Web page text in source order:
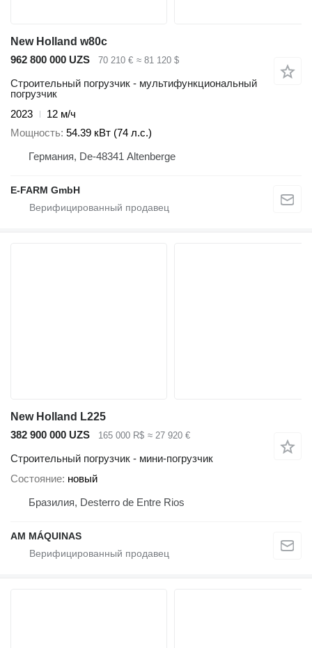
New Holland w80c
962 800 000 UZS
70 210 € ≈ 81 120 $
Строительный погрузчик - мультифункциональный
погрузчик
2023
12 м/ч
Мощность 54.39 кВт (74 л.с.)
Германия, De-48341 Altenberge
E-FARM GmbH
New Holland L225
382 900 000 UZS
165 000 R$ ≈ 27 920 €
Строительный погрузчик - мини-погрузчик
Состояние новый
Бразилия, Desterro de Entre Rios
AM MÁQUINAS